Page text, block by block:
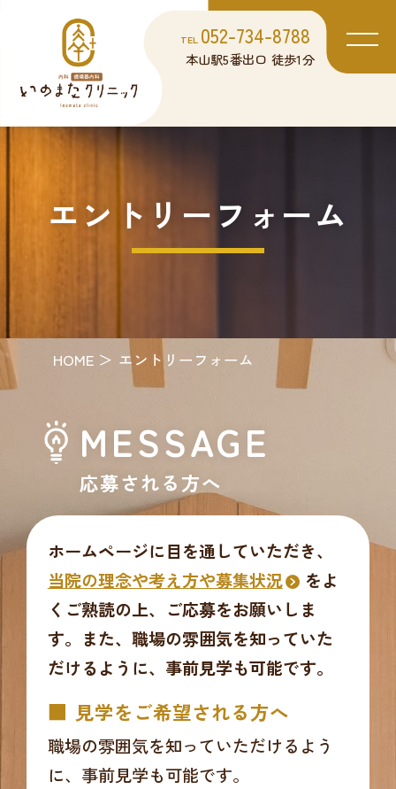
TEL 052-734-8788
本山駅5番出口 徒歩1分
エントリーフォーム
HOME エントリーフォーム
MESSAGE
応募される方へ
ホームページに目を通していただき、
当院の理念や考え方や募集状況
をよ
くご熟読の上、ご応募をお願いしま
す。また、職場の雰囲気を知っていた
だけるように、事前見学も可能です。
見学をご希望される方へ
職場の雰囲気を知っていただけるよう
に、事前見学も可能です。